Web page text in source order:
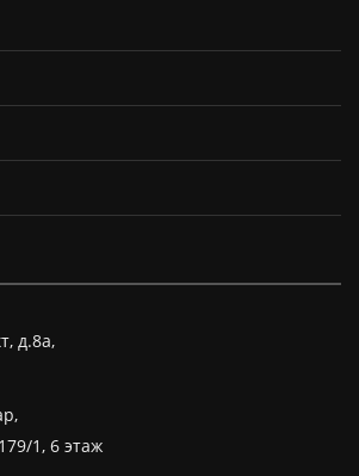
д.8а,
1, 6 этаж